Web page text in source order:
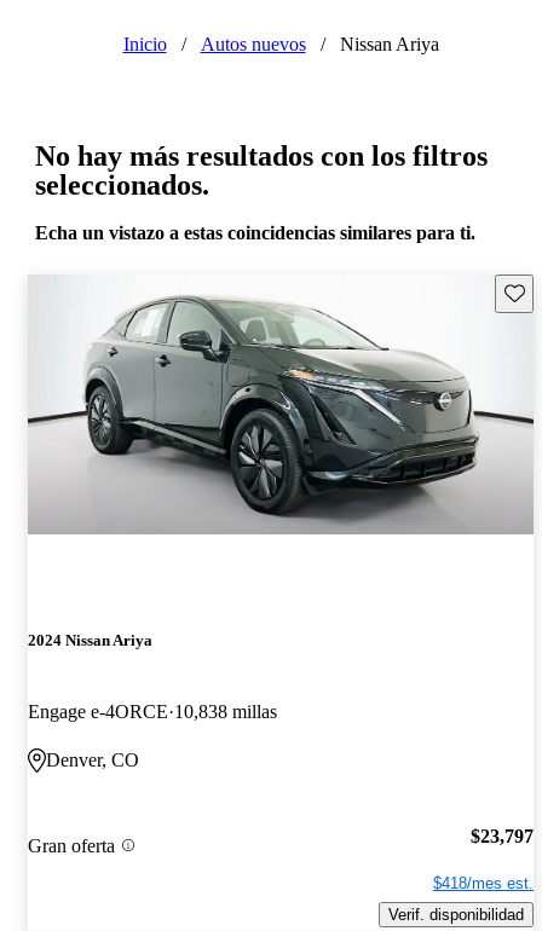
Inicio / Autos nuevos / Nissan Ariya
No hay más resultados con los filtros
seleccionados.
Echa un vistazo a estas coincidencias similares para ti.
2024 Nissan Ariya
Engage e-4ORCE 10,838 millas
Denver, CO
Gran oferta $23,797
$418/mes est.
Verif. disponibilidad